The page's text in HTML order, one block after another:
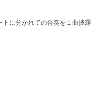
に分かれての合奏を１曲披露